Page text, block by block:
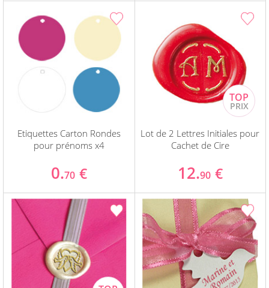
Etiquettes Carton Rondes
pour prénoms x4
0.70 €
Lot de 2 Lettres Initiales pour
Cachet de Cire
12.90 €